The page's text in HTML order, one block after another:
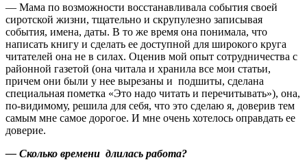
— Мама по возможности восстанавливала события своей
сиротской жизни, тщательно и скрупулезно записывая
события, имена, даты. В то же время она понимала, что
написать книгу и сделать ее доступной для широкого круга
читателей она не в силах. Оценив мой опыт сотрудничества с
районной газетой (она читала и хранила все мои статьи,
причем они были у нее вырезаны и подшиты, сделана
специальная пометка «Это надо читать и перечитывать»), она,
по-видимому, решила для себя, что это сделаю я, доверив тем
самым мне самое дорогое. И мне очень хотелось оправдать ее
доверие.
— Сколько времени длилась работа?